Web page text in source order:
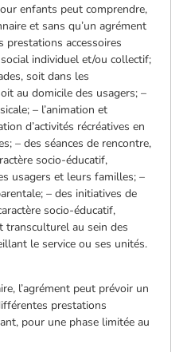
enfants peut comprendre,
et sans qu’un agrément
prestations accessoires
individuel et/ou collectif;
soit dans les
au domicile des usagers; –
– l’animation et
d’activités récréatives en
– des séances de rencontre,
socio-éducatif,
usagers et leurs familles; –
– des initiatives de
socio-éducatif,
transculturel au sein des
le service ou ses unités.
l’agrément peut prévoir un
prestations
pour une phase limitée au